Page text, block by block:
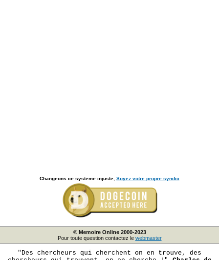
Changeons ce systeme injuste, Soyez votre propre syndic
© Memoire Online 2000-2023
Pour toute question contactez le webmaster
"Des chercheurs qui cherchent on en trouve, des